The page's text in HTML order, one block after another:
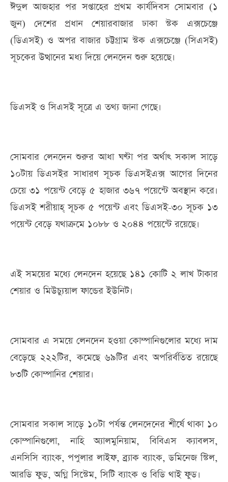
ঈদুল আজহার পর সপ্তাহের প্রথম কার্যদিবস সোমবার (১
জুন) দেশের প্রধান শেয়ারবাজার ঢাকা স্টক এক্সচেঞ্জে
(ডিএসই) ও অপর বাজার চট্টগ্রাম স্টক এক্সচেঞ্জে (সিএসই)
সূচকের উত্থানের মধ্য দিয়ে লেনদেন শুরু হয়েছে।
ডিএসই ও সিএসই সূত্রে এ তথ্য জানা গেছে।
সোমবার লেনদেন শুরুর আধা ঘণ্টা পর অর্থাৎ সকাল সাড়ে
১০টায় ডিএসইর সাধারণ সূচক ডিএসইএক্স আগের দিনের
চেয়ে ৩১ পয়েন্ট বেড়ে ৫ হাজার ৩৬৭ পয়েন্টে অবস্থান করে।
ডিএসই শরীয়াহ্ সূচক ৫ পয়েন্ট এবং ডিএসই-৩০ সূচক ১৩
পয়েন্ট বেড়ে যথাক্রমে ১০৮৮ ও ২০৪৪ পয়েন্টে রয়েছে।
এই সময়ের মধ্যে লেনদেন হয়েছে ১৪১ কোটি ২ লাখ টাকার
শেয়ার ও মিউচ্যুয়াল ফান্ডের ইউনিট।
সোমবার এ সময়ে লেনদেন হওয়া কোম্পানিগুলোর মধ্যে দাম
বেড়েছে ২২২টির, কমেছে ৬৯টির এবং অপরির্বতিত রয়েছে
৮৩টি কোম্পানির শেয়ার।
সোমবার সকাল সাড়ে ১০টা পর্যন্ত লেনদেনের শীর্ষে থাকা ১০
কোম্পানিগুলো, নাহি অ্যালমুনিয়াম, বিবিএস ক্যাবলস,
এনসিসি ব্যাংক, পপুলার লাইফ, ব্র্যাক ব্যাংক, ডমিনেজ স্টিল,
আরডি ফুড, অগ্নি সিস্টেম, সিটি ব্যাংক ও বিডি থাই ফুড।